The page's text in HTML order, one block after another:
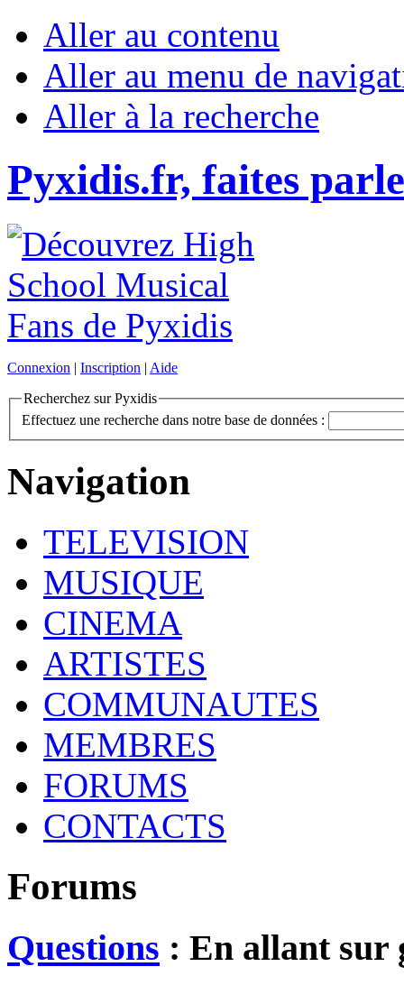
Aller au contenu
Aller au menu de
Aller à la recherche
Pyxidis.fr, faites
Connexion | Inscription | Aide
Recherchez sur Pyxidis
Effectuez une recherche dans notre base de données :
Navigation
TELEVISION
MUSIQUE
CINEMA
ARTISTES
COMMUNAUTES
MEMBRES
FORUMS
CONTACTS
Forums
Questions : En allant sur